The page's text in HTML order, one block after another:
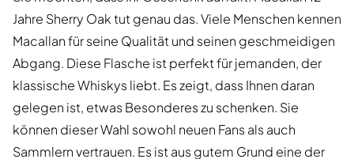
Jahre Sherry Oak tut genau das. Viele Menschen kennen
Macallan für seine Qualität und seinen geschmeidigen
Abgang. Diese Flasche ist perfekt für jemanden, der
klassische Whiskys liebt. Es zeigt, dass Ihnen daran
gelegen ist, etwas Besonderes zu schenken. Sie
können dieser Wahl sowohl neuen Fans als auch
Sammlern vertrauen. Es ist aus gutem Grund eine der